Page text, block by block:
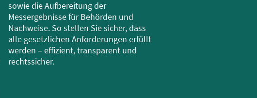
sowie die Aufbereitung der
Messergebnisse für Behörden und
Nachweise. So stellen Sie sicher, dass
alle gesetzlichen Anforderungen erfüllt
werden – effizient, transparent und
rechtssicher.